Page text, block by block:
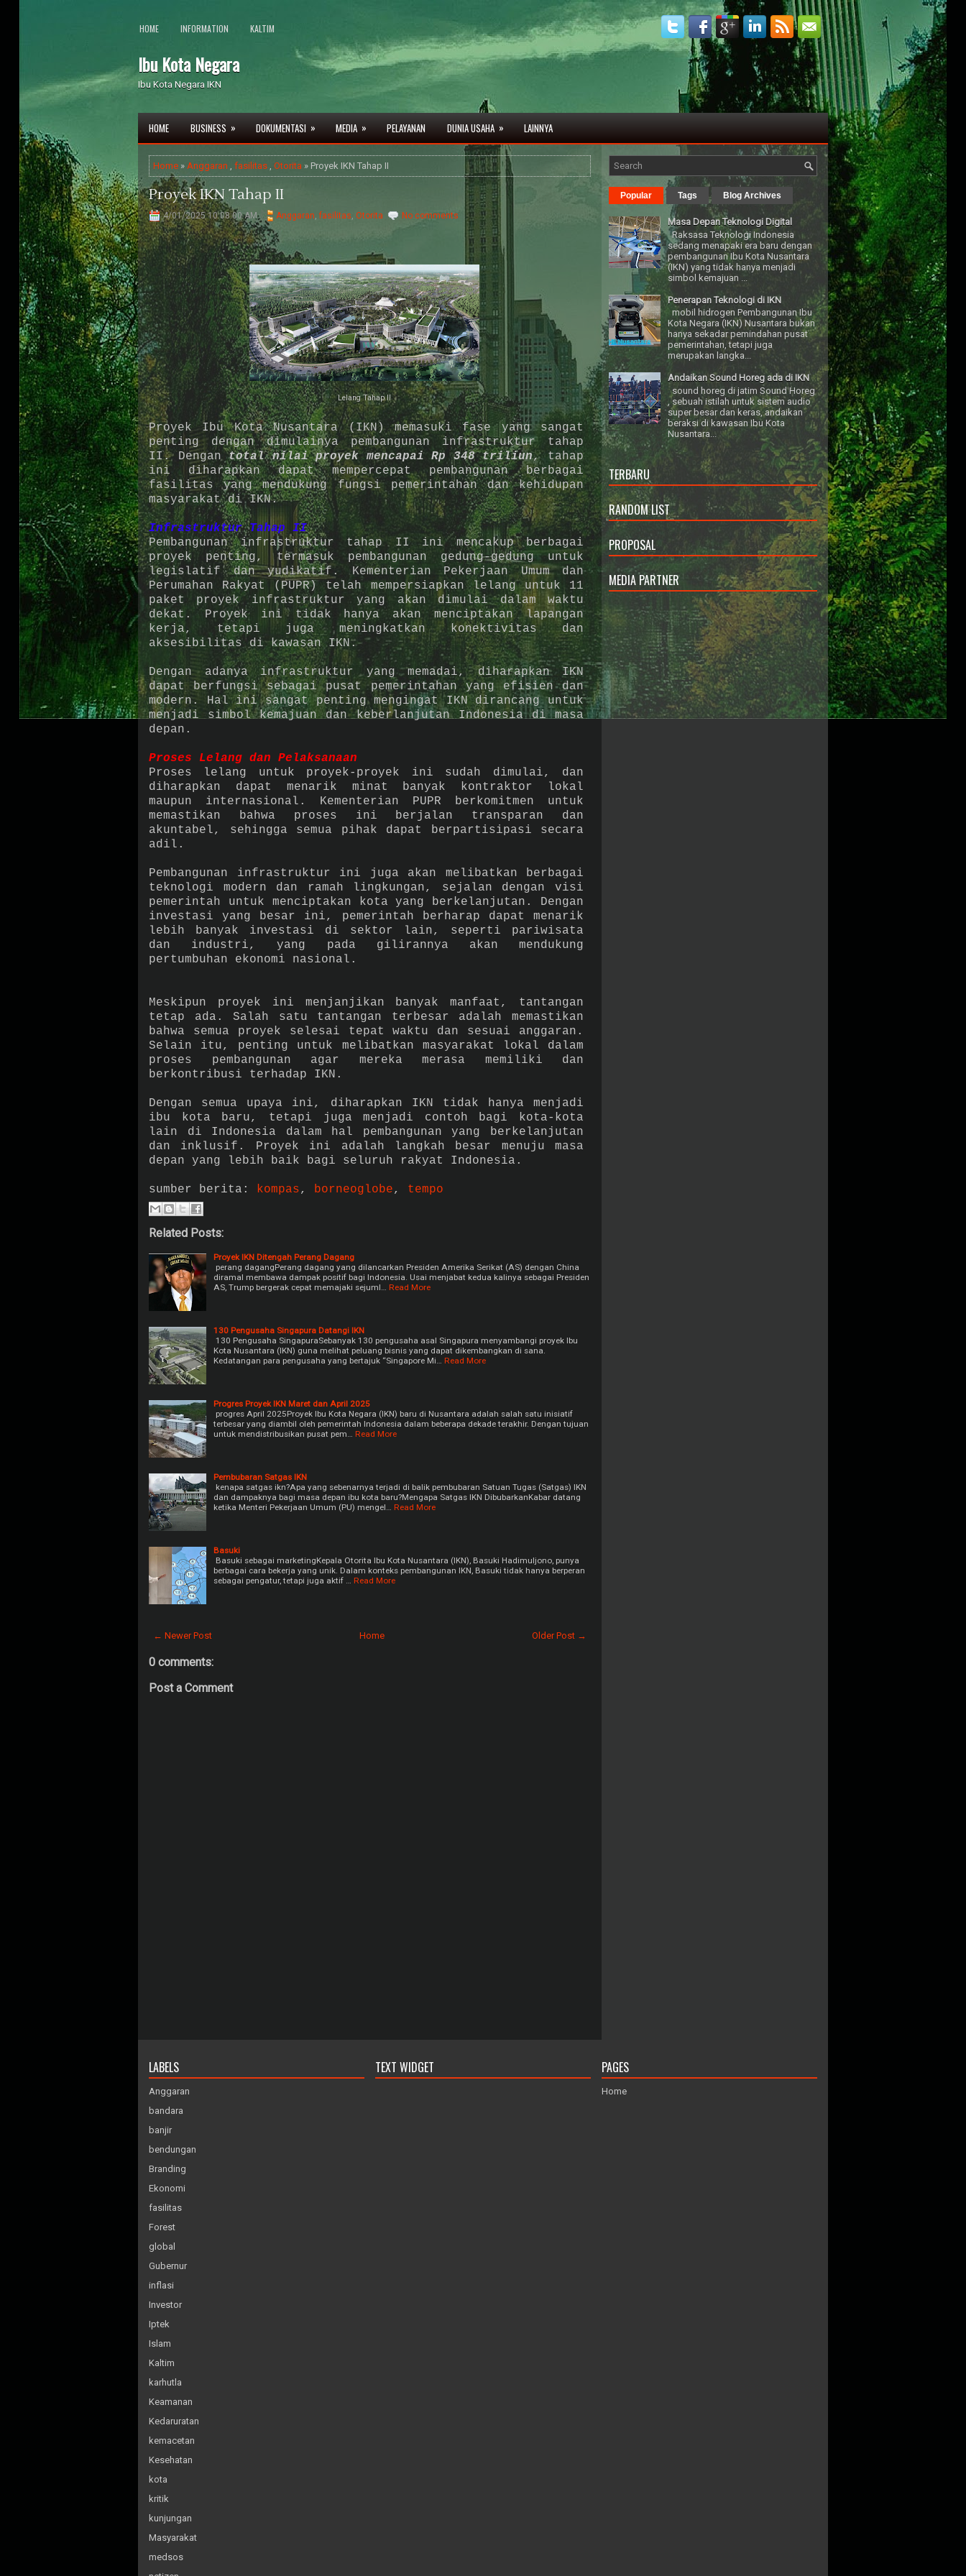
HOME INFORMATION KALTIM
Ibu Kota Negara
Ibu Kota Negara IKN
HOME BUSINESS » DOKUMENTASI » MEDIA » PELAYANAN DUNIA USAHA » LAINNYA
Home » Anggaran , fasilitas , Otorita » Proyek IKN Tahap II
Proyek IKN Tahap II
4/01/2025 10:08:00 AM Anggaran, fasilitas, Otorita No comments
Lelang Tahap II
Proyek Ibu Kota Nusantara (IKN) memasuki fase yang sangat
penting dengan dimulainya pembangunan infrastruktur tahap
II. Dengantotal nilai proyek mencapai Rp 348 triliun, tahap
ini diharapkan dapat mempercepat pembangunan berbagai
fasilitas yang mendukung fungsi pemerintahan dan kehidupan
masyarakat di IKN.
Infrastruktur Tahap II
Pembangunan infrastruktur tahap II ini mencakup berbagai
proyek penting, termasuk pembangunan gedung-gedung untuk
legislatif dan yudikatif. Kementerian Pekerjaan Umum dan
Perumahan Rakyat (PUPR) telah mempersiapkan lelang untuk 11
paket proyek infrastruktur yang akan dimulai dalam waktu
dekat. Proyek ini tidak hanya akan menciptakan lapangan
kerja, tetapi juga meningkatkan konektivitas dan
aksesibilitas di kawasan IKN.
Dengan adanya infrastruktur yang memadai, diharapkan IKN
dapat berfungsi sebagai pusat pemerintahan yang efisien dan
modern. Hal ini sangat penting mengingat IKN dirancang untuk
menjadi simbol kemajuan dan keberlanjutan Indonesia di masa
depan.
Proses Lelang dan Pelaksanaan
Proses lelang untuk proyek-proyek ini sudah dimulai, dan
diharapkan dapat menarik minat banyak kontraktor lokal
maupun internasional. Kementerian PUPR berkomitmen untuk
memastikan bahwa proses ini berjalan transparan dan
akuntabel, sehingga semua pihak dapat berpartisipasi secara
adil.
Pembangunan infrastruktur ini juga akan melibatkan berbagai
teknologi modern dan ramah lingkungan, sejalan dengan visi
pemerintah untuk menciptakan kota yang berkelanjutan. Dengan
investasi yang besar ini, pemerintah berharap dapat menarik
lebih banyak investasi di sektor lain, seperti pariwisata
dan industri, yang pada gilirannya akan mendukung
pertumbuhan ekonomi nasional.
Meskipun proyek ini menjanjikan banyak manfaat, tantangan
tetap ada. Salah satu tantangan terbesar adalah memastikan
bahwa semua proyek selesai tepat waktu dan sesuai anggaran.
Selain itu, penting untuk melibatkan masyarakat lokal dalam
proses pembangunan agar mereka merasa memiliki dan
berkontribusi terhadap IKN.
Dengan semua upaya ini, diharapkan IKN tidak hanya menjadi
ibu kota baru, tetapi juga menjadi contoh bagi kota-kota
lain di Indonesia dalam hal pembangunan yang berkelanjutan
dan inklusif. Proyek ini adalah langkah besar menuju masa
depan yang lebih baik bagi seluruh rakyat Indonesia.
sumber berita: kompas, borneoglobe, tempo
Related Posts:
Proyek IKN Ditengah Perang Dagang
perang dagangPerang dagang yang dilancarkan Presiden Amerika Serikat (AS) dengan China
diramal membawa dampak positif bagi Indonesia. Usai menjabat kedua kalinya sebagai Presiden
AS, Trump bergerak cepat memajaki sejuml…
Read More
130 Pengusaha Singapura Datangi IKN
130 Pengusaha SingapuraSebanyak 130 pengusaha asal Singapura menyambangi proyek Ibu
Kota Nusantara (IKN) guna melihat peluang bisnis yang dapat dikembangkan di sana.
Kedatangan para pengusaha yang bertajuk “Singapore Mi…
Read More
Progres Proyek IKN Maret dan April 2025
progres April 2025Proyek Ibu Kota Negara (IKN) baru di Nusantara adalah salah satu inisiatif
terbesar yang diambil oleh pemerintah Indonesia dalam beberapa dekade terakhir. Dengan tujuan
untuk mendistribusikan pusat pem…
Read More
Pembubaran Satgas IKN
kenapa satgas ikn?Apa yang sebenarnya terjadi di balik pembubaran Satuan Tugas (Satgas) IKN
dan dampaknya bagi masa depan ibu kota baru?Mengapa Satgas IKN DibubarkanKabar datang
ketika Menteri Pekerjaan Umum (PU) mengel…
Read More
Basuki
Basuki sebagai marketingKepala Otorita Ibu Kota Nusantara (IKN), Basuki Hadimuljono, punya
berbagai cara bekerja yang unik. Dalam konteks pembangunan IKN, Basuki tidak hanya berperan
sebagai pengatur, tetapi juga aktif …
Read More
← Newer Post Older Post →
Home
0 comments:
Post a Comment
Popular Tags Blog Archives
Masa Depan Teknologi Digital
Raksasa Teknologi Indonesia
sedang menapaki era baru dengan
pembangunan Ibu Kota Nusantara
(IKN) yang tidak hanya menjadi
simbol kemajuan ...
Penerapan Teknologi di IKN
mobil hidrogen Pembangunan Ibu
Kota Negara (IKN) Nusantara bukan
hanya sekadar pemindahan pusat
pemerintahan, tetapi juga
merupakan langka...
Andaikan Sound Horeg ada di IKN
sound horeg di jatim Sound Horeg
, sebuah istilah untuk sistem audio
super besar dan keras, andaikan
beraksi di kawasan Ibu Kota
Nusantara...
TERBARU
RANDOM LIST
PROPOSAL
MEDIA PARTNER
LABELS
Anggaran
bandara
banjir
bendungan
Branding
Ekonomi
fasilitas
Forest
global
Gubernur
inflasi
Investor
Iptek
Islam
Kaltim
karhutla
Keamanan
Kedaruratan
kemacetan
Kesehatan
kota
kritik
kunjungan
Masyarakat
medsos
TEXT WIDGET PAGES
Home